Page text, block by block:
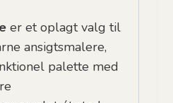
er et oplagt valg til
ansigtsmalere,
palette med